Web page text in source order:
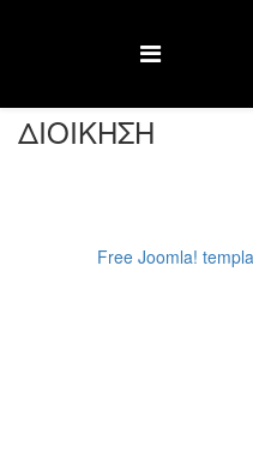
ΔΙΟΙΚΗΣΗ
Free Joomla!